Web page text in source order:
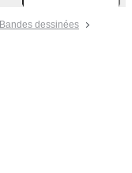
Bandes dessinées